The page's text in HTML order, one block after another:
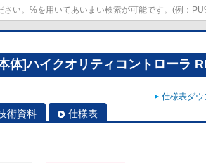
体]ハイクオリティコントローラ
仕様表ダ
術資料 仕様表